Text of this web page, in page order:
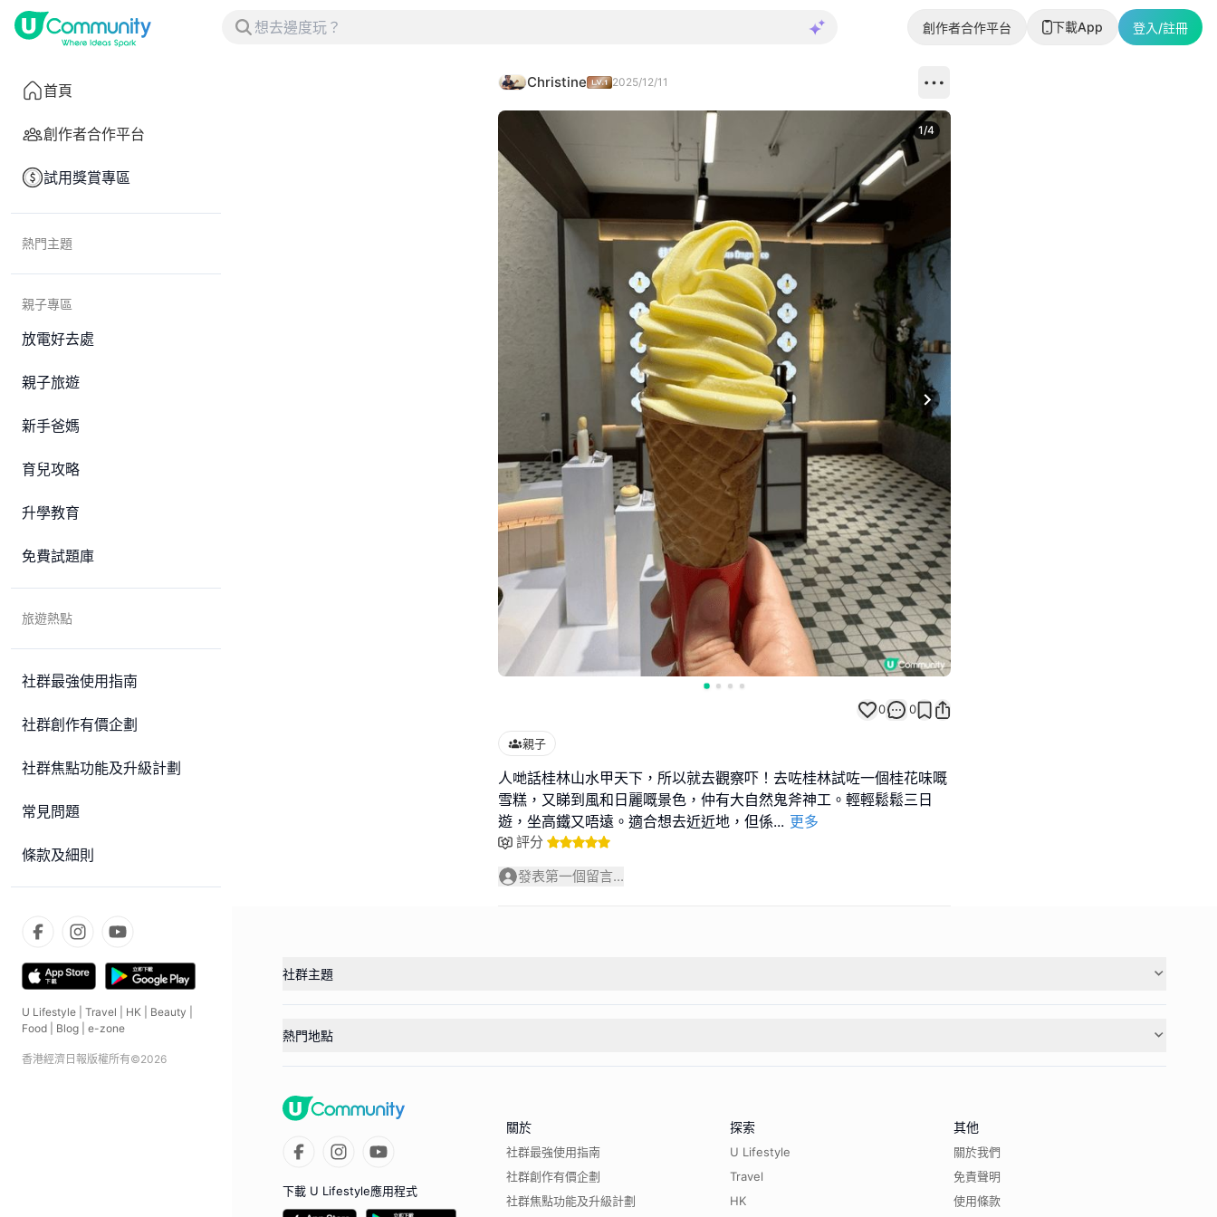
創作者合作平台 下載App 登入/註冊
首頁
創作者合作平台
試用獎賞專區
熱門主題
親子專區
放電好去處
親子旅遊
新手爸媽
育兒攻略
升學教育
免費試題庫
旅遊熱點
社群最強使用指南
社群創作有價企劃
社群焦點功能及升級計劃
常見問題
條款及細則
U Lifestyle Travel HK Beauty
Food
Blog e-zone
香港經濟日報版權所有©2026
Christine 2025/12/11
Next slide
1/4
0 0
親子
人哋話桂林山水甲天下，所以就去觀察吓！去咗桂林試咗一個桂花味嘅
雪糕，又睇到風和日麗嘅景色，仲有大自然鬼斧神工。輕輕鬆鬆三日
遊，坐高鐵又唔遠。適合想去近近地，但係... 更多
評分
發表第一個留言...
社群主題
熱門地點
下載 U Lifestyle應用程式
關於
社群最強使用指南
社群創作有價企劃
社群焦點功能及升級計劃
探索
U Lifestyle
Travel
HK
其他
關於我們
免責聲明
使用條款